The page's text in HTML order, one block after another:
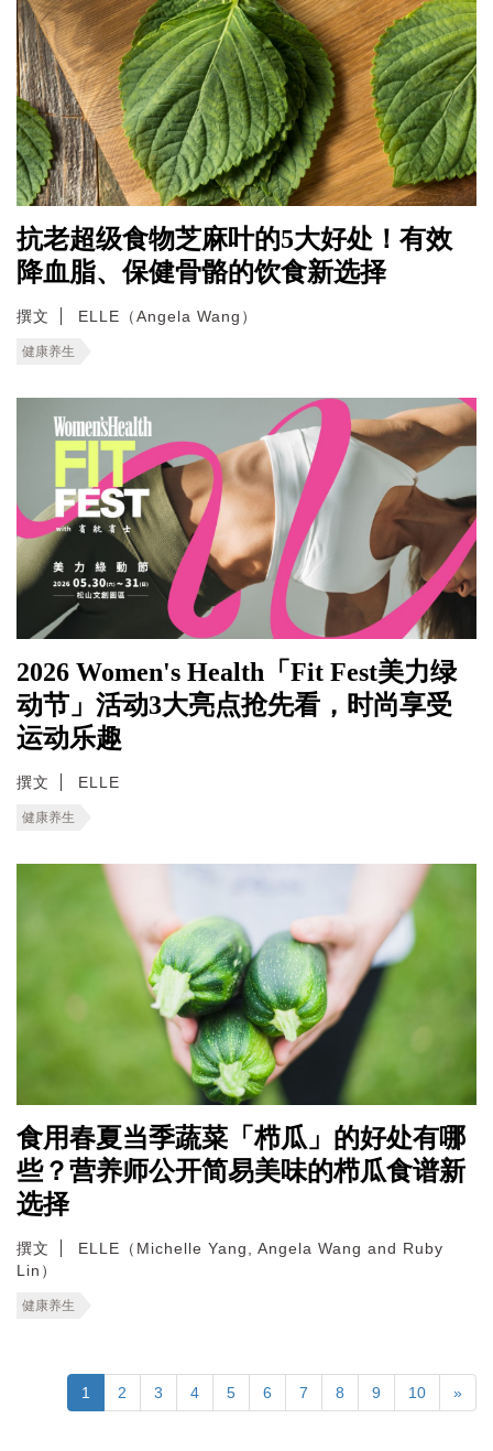
抗老超级食物芝麻叶的5大好处！有效
降血脂、保健骨骼的饮食新选择
撰文 ELLE（Angela Wang）
健康养生
2026 Women's Health「Fit Fest美力绿
动节」活动3大亮点抢先看，时尚享受
运动乐趣
撰文 ELLE
健康养生
食用春夏当季蔬菜「栉瓜」的好处有哪
些？营养师公开简易美味的栉瓜食谱新
选择
撰文
ELLE（Michelle Yang, Angela Wang and Ruby
Lin）
健康养生
1 2 3 4 5 6 7 8 9 10 »